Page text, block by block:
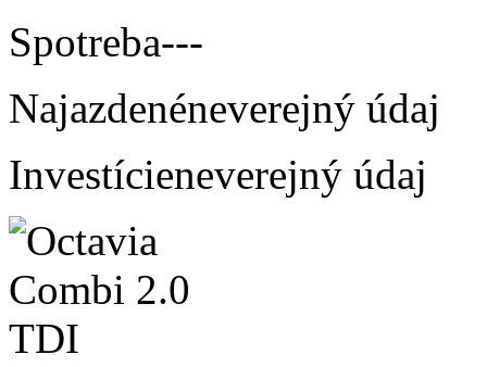
Spotreba---
Najazdenéneverejný údaj
Investícieneverejný údaj